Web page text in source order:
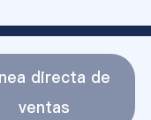
directa de
ventas